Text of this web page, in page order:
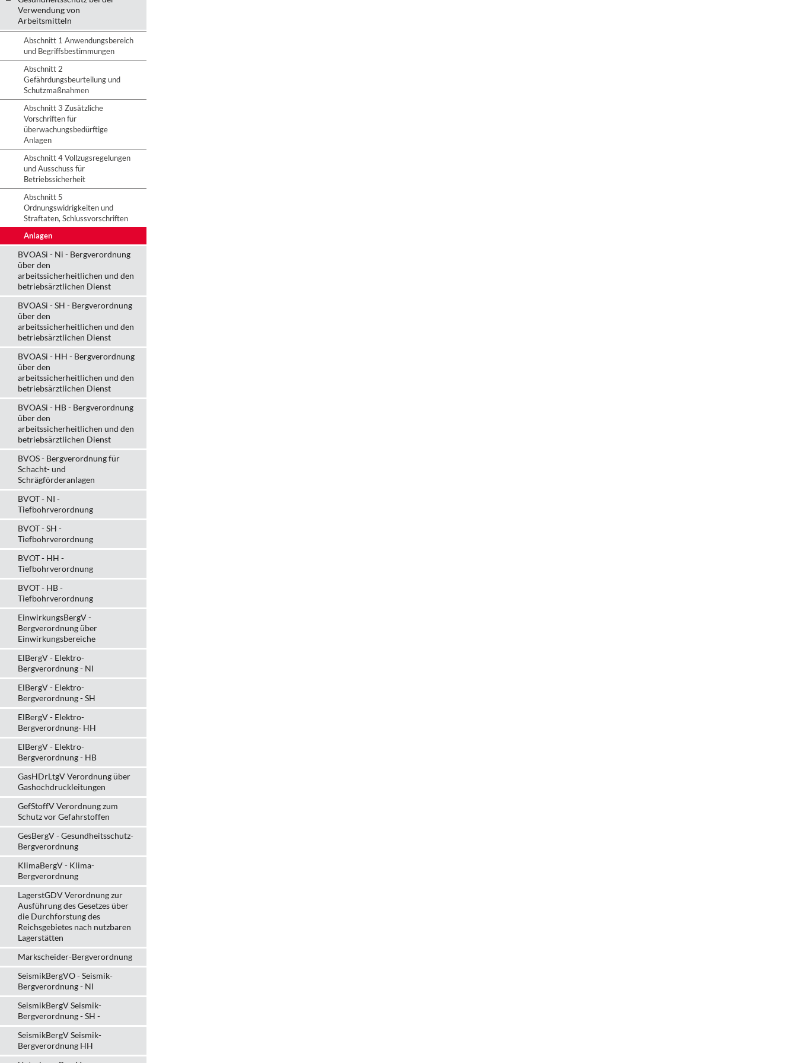
Verwendung von
Arbeitsmitteln
Abschnitt 1 Anwendungsbereich
und Begriffsbestimmungen
Abschnitt 2
Gefährdungsbeurteilung und
Schutzmaßnahmen
Abschnitt 3 Zusätzliche
Vorschriften für
überwachungsbedürftige
Anlagen
Abschnitt 4 Vollzugsregelungen
und Ausschuss für
Betriebssicherheit
Abschnitt 5
Ordnungswidrigkeiten und
Straftaten, Schlussvorschriften
Anlagen
BVOASi - Ni - Bergverordnung
über den
arbeitssicherheitlichen und den
betriebsärztlichen Dienst
BVOASi - SH - Bergverordnung
über den
arbeitssicherheitlichen und den
betriebsärztlichen Dienst
BVOASi - HH - Bergverordnung
über den
arbeitssicherheitlichen und den
betriebsärztlichen Dienst
BVOASi - HB - Bergverordnung
über den
arbeitssicherheitlichen und den
betriebsärztlichen Dienst
BVOS - Bergverordnung für
Schacht- und
Schrägförderanlagen
BVOT - NI -
Tiefbohrverordnung
BVOT - SH -
Tiefbohrverordnung
BVOT - HH -
Tiefbohrverordnung
BVOT - HB -
Tiefbohrverordnung
EinwirkungsBergV -
Bergverordnung über
Einwirkungsbereiche
ElBergV - Elektro-
Bergverordnung - NI
ElBergV - Elektro-
Bergverordnung - SH
ElBergV - Elektro-
Bergverordnung- HH
ElBergV - Elektro-
Bergverordnung - HB
GasHDrLtgV Verordnung über
Gashochdruckleitungen
GefStoffV Verordnung zum
Schutz vor Gefahrstoffen
GesBergV - Gesundheitsschutz-
Bergverordnung
KlimaBergV - Klima-
Bergverordnung
LagerstGDV Verordnung zur
Ausführung des Gesetzes über
die Durchforstung des
Reichsgebietes nach nutzbaren
Lagerstätten
Markscheider-Bergverordnung
SeismikBergVO - Seismik-
Bergverordnung - NI
SeismikBergV Seismik-
Bergverordnung - SH -
SeismikBergV Seismik-
Bergverordnung HH